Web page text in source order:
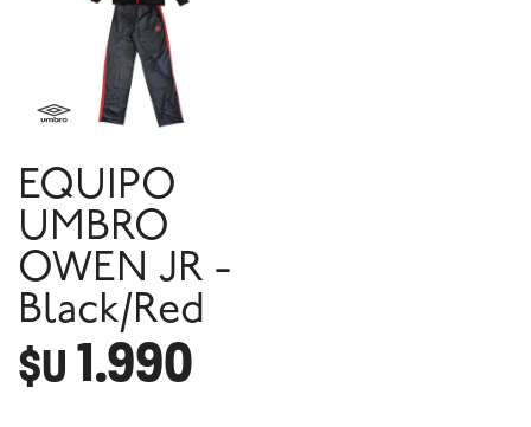
EQUIPO
UMBRO
OWEN JR -
Black/Red
$U 1.990